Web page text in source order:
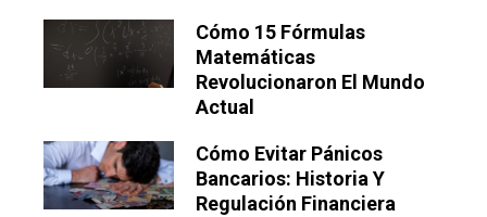
Cómo 15 Fórmulas
Matemáticas
Revolucionaron El Mundo
Actual
Cómo Evitar Pánicos
Bancarios: Historia Y
Regulación Financiera